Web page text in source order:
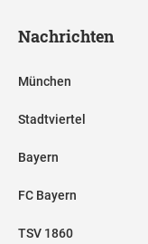
Nachrichten
München
Stadtviertel
Bayern
FC Bayern
TSV 1860